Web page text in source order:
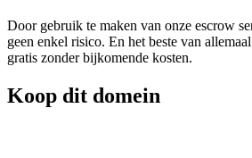
Door gebruik te maken van onze escrow
geen enkel risico. En het beste van
gratis zonder bijkomende kosten.
Koop dit domein